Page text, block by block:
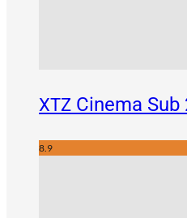
XTZ Cinema
8.9